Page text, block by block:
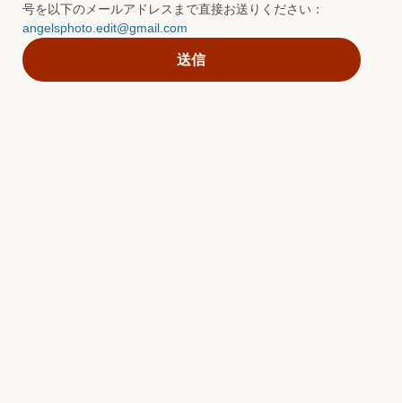
号を以下のメールアドレスまで直接お送りください：
angelsphoto.edit@gmail.com
送信